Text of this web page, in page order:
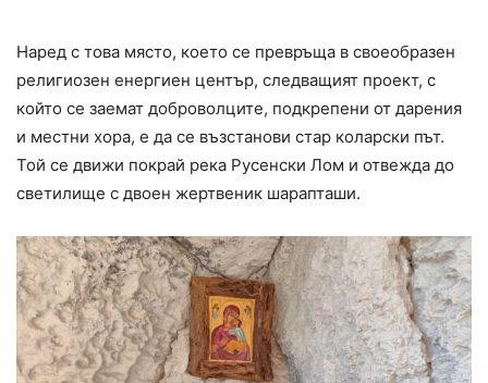
Наред с това място, което се превръща в своеобразен
религиозен енергиен център, следващият проект, с
който се заемат доброволците, подкрепени от дарения
и местни хора, е да се възстанови стар коларски път.
Той се движи покрай река Русенски Лом и отвежда до
светилище с двоен жертвеник шарапташи.